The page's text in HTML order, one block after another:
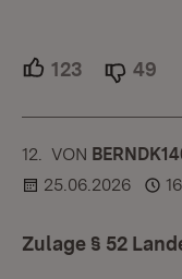
123 Unterstützer.
49
12. KOMMENTAR
VON :
25.06.2026
Zulage § 52